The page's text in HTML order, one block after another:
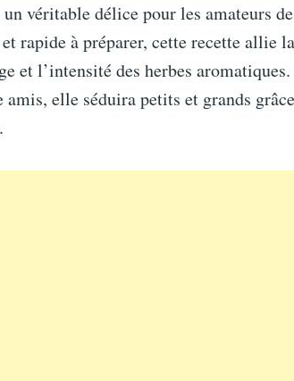
véritable délice pour les amateurs de
rapide à préparer, cette recette allie la
et l’intensité des herbes aromatiques.
elle séduira petits et grands